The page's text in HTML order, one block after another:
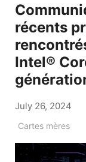
récents
Intel®
July 26, 2024
Cartes mères